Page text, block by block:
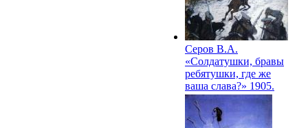
Серов В.А.
«Солдатушки, бравы
ребятушки, где же
ваша слава?» 1905.
ГРМ